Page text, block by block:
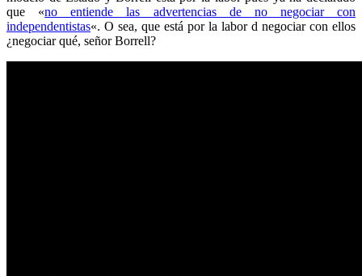
que «no entiende las advertencias de no negociar con
independentistas«. O sea, que está por la labor d negociar con ellos
¿negociar qué, señor Borrell?